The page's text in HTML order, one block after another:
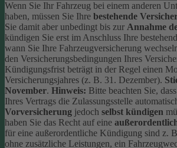
Wenn Sie Ihr Fahrzeug bei einem anderen
haben, müssen Sie Ihre bestehende
Sie damit aber unbedingt bis zur Annahme
kündigen Sie erst im Anschluss Ihre
wann Sie Ihre Fahrzeugversicherung
den Versicherungsbedingungen Ihres
Kündigungsfrist beträgt in der Regel einen
Versicherungsjahres (z. B. 31. Dezember).
November. Hinweis: Bitte beachten Sie,
Ihres Vertrags die Zulassungsstelle
Vorversicherung jedoch selbst kündigen
haben Sie das Recht auf eine
für eine außerordentliche Kündigung sind z.
ohne zusätzliche Leistungen, ein